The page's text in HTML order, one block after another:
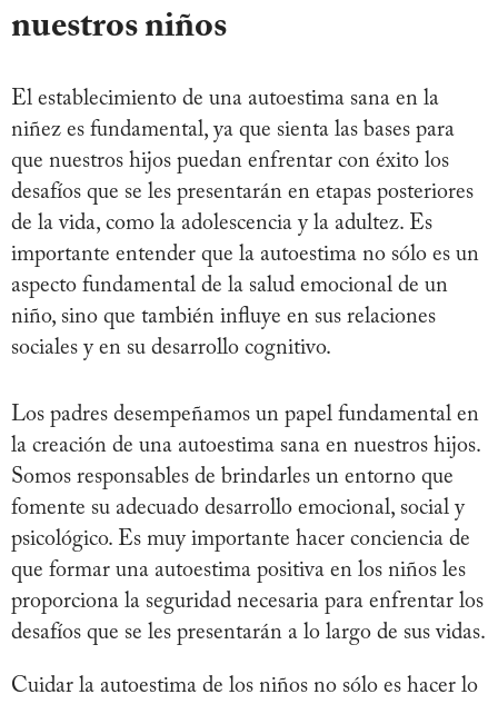
nuestros niños
El establecimiento de una autoestima sana en la
niñez es fundamental, ya que sienta las bases para
que nuestros hijos puedan enfrentar con éxito los
desafíos que se les presentarán en etapas posteriores
de la vida, como la adolescencia y la adultez. Es
importante entender que la autoestima no sólo es un
aspecto fundamental de la salud emocional de un
niño, sino que también influye en sus relaciones
sociales y en su desarrollo cognitivo.
Los padres desempeñamos un papel fundamental en
la creación de una autoestima sana en nuestros hijos.
Somos responsables de brindarles un entorno que
fomente su adecuado desarrollo emocional, social y
psicológico. Es muy importante hacer conciencia de
que formar una autoestima positiva en los niños les
proporciona la seguridad necesaria para enfrentar los
desafíos que se les presentarán a lo largo de sus vidas.
Cuidar la autoestima de los niños no sólo es hacer lo